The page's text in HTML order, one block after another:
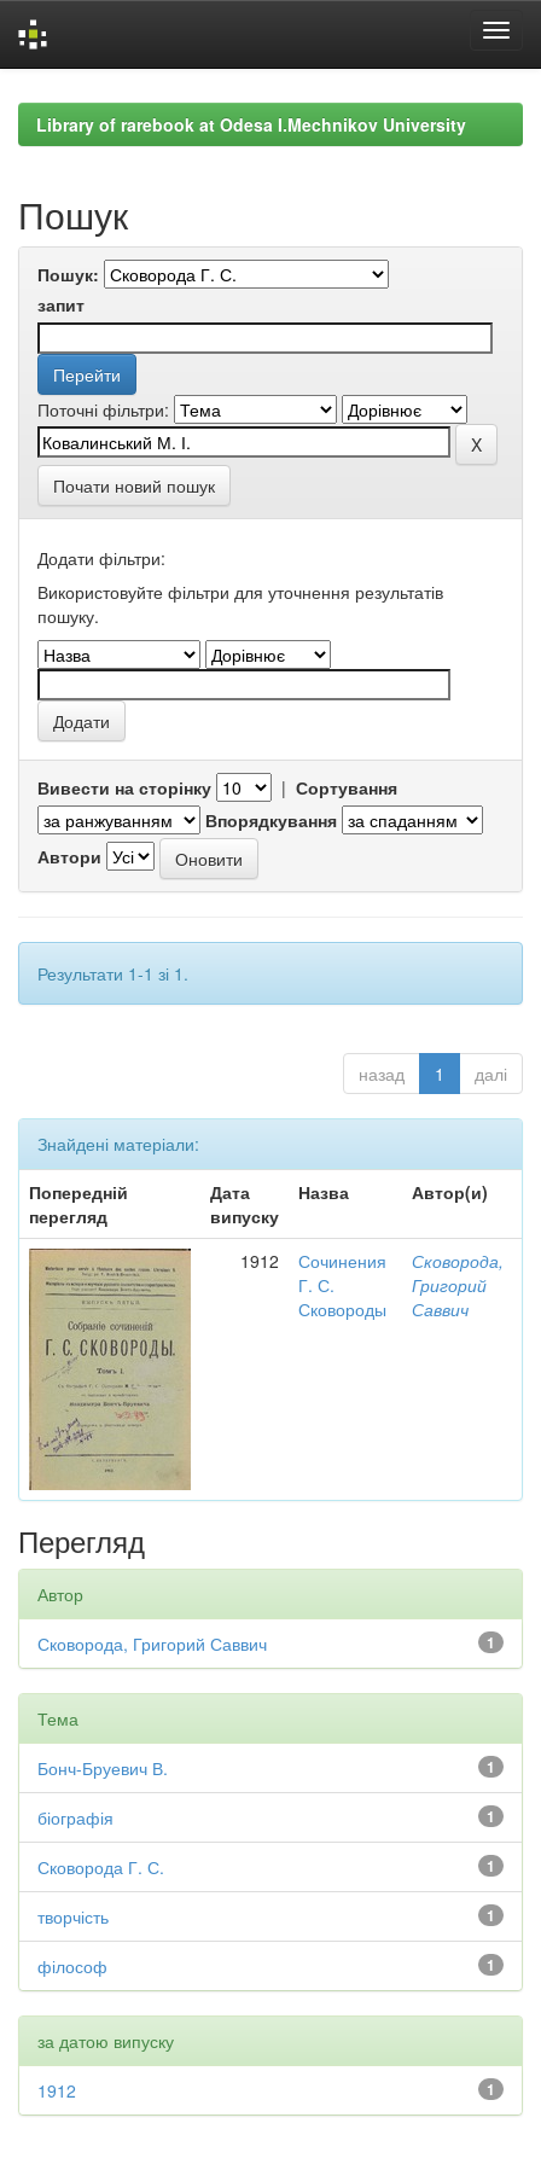
navigationLibrary of rarebook at Odesa I.Mechnikov University
Пошук
Пошук:
запит
Поточні фільтри:
Почати новий пошук
Додати фільтри:
Використовуйте фільтри для уточнення результатів
пошуку.
Вивести на сторінку | Сортування
Впорядкування
Автори
Результати 1-1 зі 1.
назад 1 далі
Знайдені матеріали:
Попередній
перегляд
Дата
випуску
Назва Автор(и)
1912
Сочинения
Г. С.
Сковороды
Сковорода,
Григорий
Саввич
Перегляд
Автор
1
Сковорода, Григорий Саввич
Тема
1
Бонч-Бруевич В.
1
біографія
1
Сковорода Г. С.
1
творчість
1
філософ
за датою випуску
1
1912